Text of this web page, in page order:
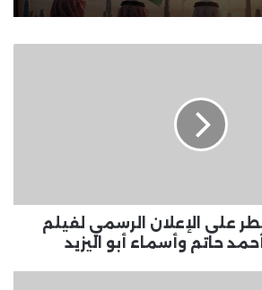
على الإعلان الرسمي لفيلم
حاتم وأسماء أبو اليزيد